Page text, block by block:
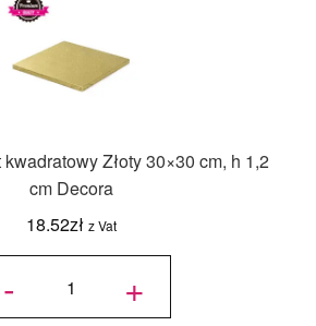
kwadratowy Złoty 30×30 cm, h 1,2
cm Decora
18.52zł z Vat
-
ilość
30x30
h 1,2
Decora +